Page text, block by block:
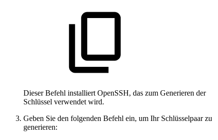
Dieser Befehl installiert OpenSSH, das zum Generieren der
Schlüssel verwendet wird.
Geben Sie den folgenden Befehl ein, um Ihr Schlüsselpaar zu
generieren: